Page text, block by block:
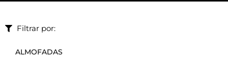
Filtrar por:
ALMOFADAS